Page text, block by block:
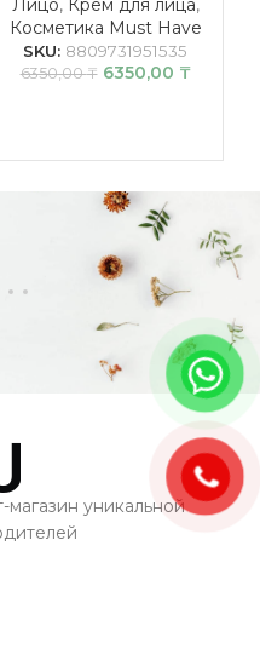
Косметика Must Have
SKU: 8809731951535
6350,00₸ 6350,00 ₸
уникальной